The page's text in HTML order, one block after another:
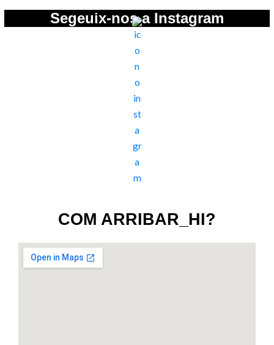
Segeuix-nos a Instagram
COM ARRIBAR_HI?